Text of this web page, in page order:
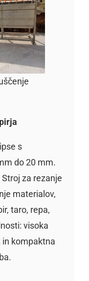
s
do 20 mm.
za rezanje
materialov,
taro, repa,
visoka
kompaktna